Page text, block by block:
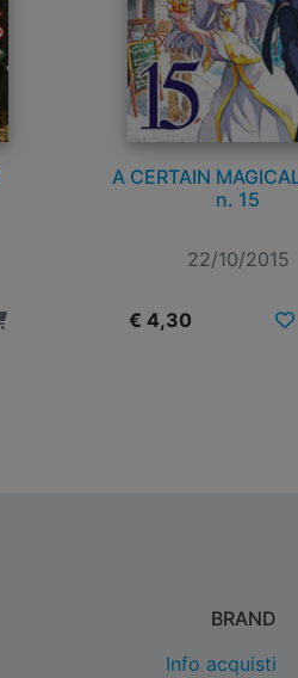
A CERTAIN
n. 15
22/10/2015
€ 4,30
BRAND
Info acquisti